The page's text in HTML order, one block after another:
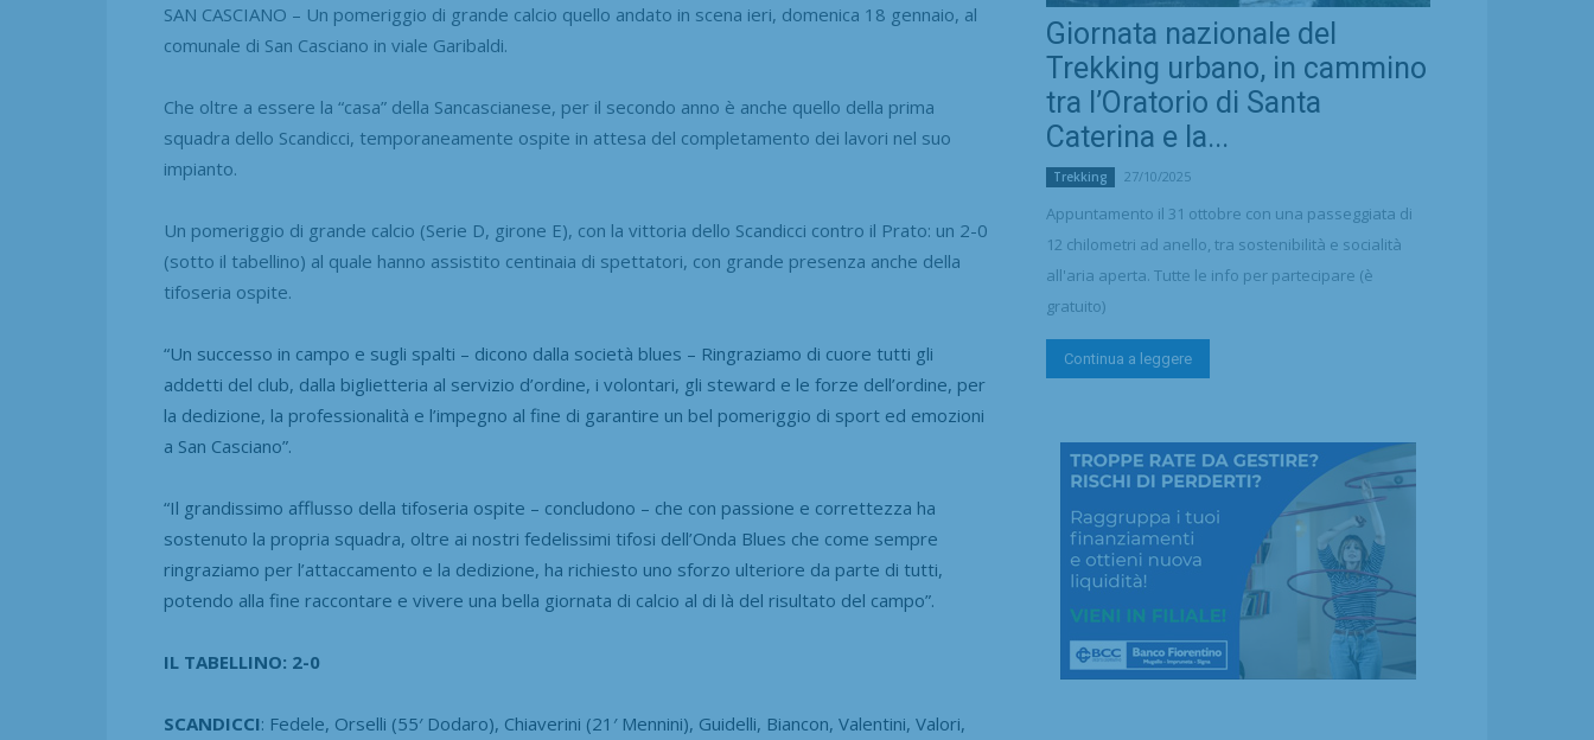
SAN CASCIANO – Un pomeriggio di grande calcio quello andato in scena ieri, domenica 18 gennaio, al
comunale di San Casciano in viale Garibaldi.
Che oltre a essere la “casa” della Sancascianese, per il secondo anno è anche quello della prima
squadra dello Scandicci, temporaneamente ospite in attesa del completamento dei lavori nel suo
impianto.
Un pomeriggio di grande calcio (Serie D, girone E), con la vittoria dello Scandicci contro il Prato: un 2-0
(sotto il tabellino) al quale hanno assistito centinaia di spettatori, con grande presenza anche della
tifoseria ospite.
“Un successo in campo e sugli spalti – dicono dalla società blues – Ringraziamo di cuore tutti gli
addetti del club, dalla biglietteria al servizio d’ordine, i volontari, gli steward e le forze dell’ordine, per
la dedizione, la professionalità e l’impegno al fine di garantire un bel pomeriggio di sport ed emozioni
a San Casciano”.
“Il grandissimo afflusso della tifoseria ospite – concludono – che con passione e correttezza ha
sostenuto la propria squadra, oltre ai nostri fedelissimi tifosi dell’Onda Blues che come sempre
ringraziamo per l’attaccamento e la dedizione, ha richiesto uno sforzo ulteriore da parte di tutti,
potendo alla fine raccontare e vivere una bella giornata di calcio al di là del risultato del campo”.
IL TABELLINO: 2-0
SCANDICCI: Fedele, Orselli (55′ Dodaro), Chiaverini (21′ Mennini), Guidelli, Biancon, Valentini, Valori,
Giornata nazionale del
Trekking urbano, in cammino
tra l’Oratorio di Santa
Caterina e la...
Trekking 27/10/2025
Appuntamento il 31 ottobre con una passeggiata di
12 chilometri ad anello, tra sostenibilità e socialità
all'aria aperta. Tutte le info per partecipare (è
gratuito)
Continua a leggere